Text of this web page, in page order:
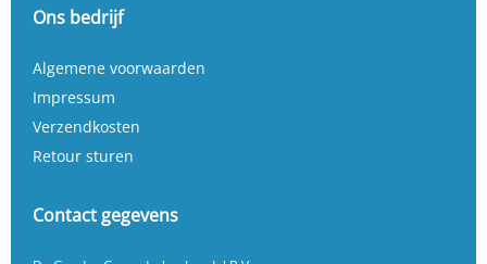
Ons bedrijf
Algemene voorwaarden
Impressum
Verzendkosten
Retour sturen
Contact gegevens